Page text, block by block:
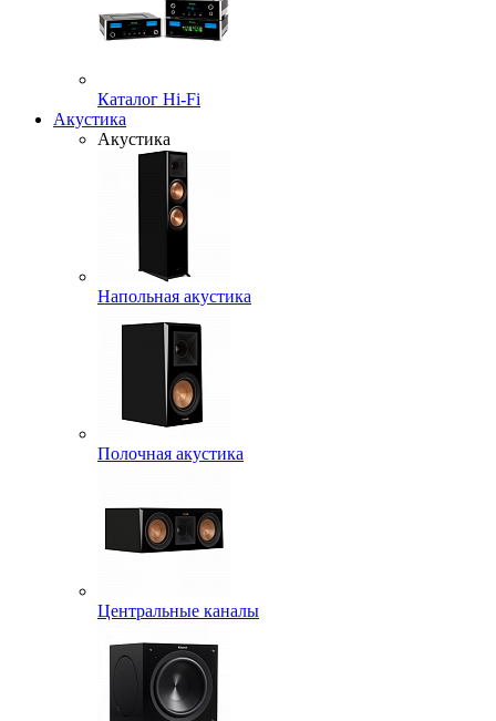
Каталог Hi-Fi
Акустика
Акустика
Напольная акустика
Полочная акустика
Центральные каналы